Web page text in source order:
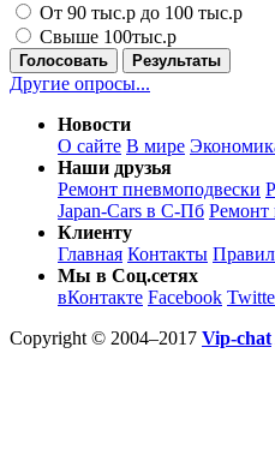
От 90 тыс.р до 100 тыс.р
Свыше 100тыс.р
Голосовать Результаты
Другие опросы...
Новости
О сайте В мире
Наши друзья
Ремонт пневмоподвески
Japan-Cars в С-Пб Ремонт
Клиенту
Главная Контакты
Мы в Соц.сетях
вКонтакте Facebook
Copyright © 2004–2017 Vip-chat